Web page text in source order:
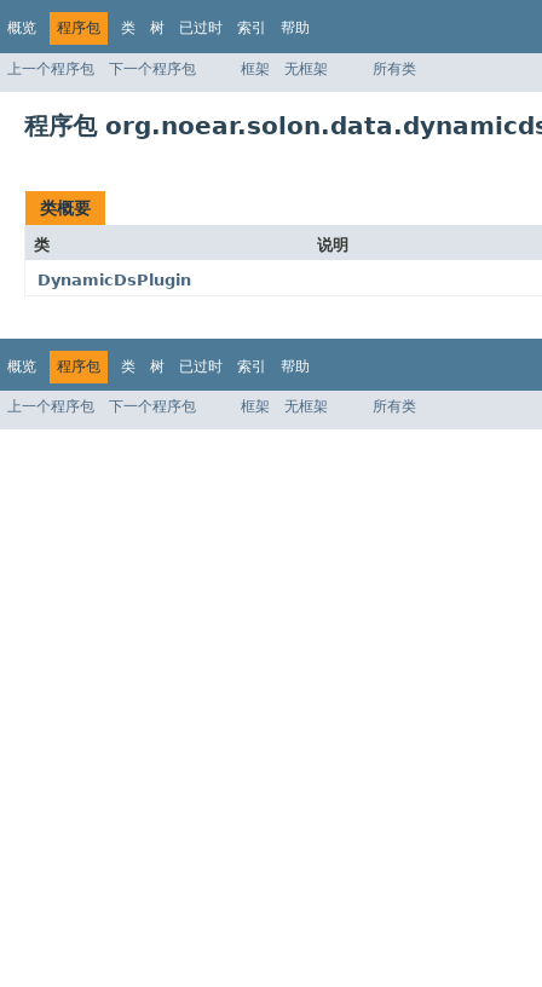
概览 程序包 类 树 已过时 索引 帮助
上一个程序包 下一个程序包 框架 无框架 所有类
程序包
类概要
类
说明
DynamicDsPlugin
概览 程序包 类 树 已过时 索引 帮助
上一个程序包 下一个程序包 框架 无框架 所有类